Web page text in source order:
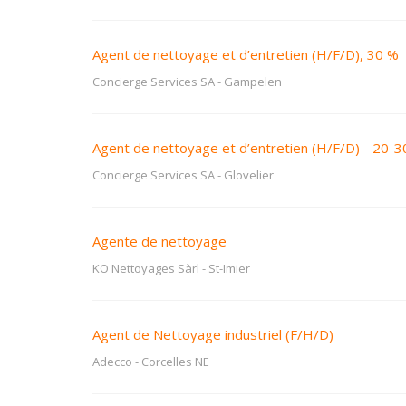
Agent de nettoyage et d’entretien (H/F/D), 30 %
Concierge Services SA- Gampelen
Agent de nettoyage et d’entretien (H/F/D) - 20-
Concierge Services SA- Glovelier
Agente de nettoyage
KO Nettoyages Sàrl - St-Imier
Agent de Nettoyage industriel (F/H/D)
Adecco - Corcelles NE